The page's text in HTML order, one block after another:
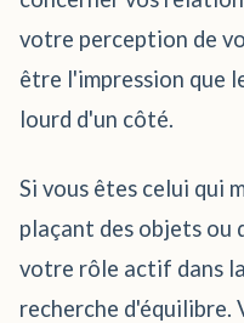
votre perception de
être l'impression que
lourd d'un côté.
Si vous êtes celui qui
plaçant des objets ou
votre rôle actif dans
recherche d'équilibre.